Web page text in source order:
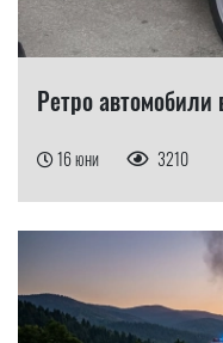
Ретро автомобили
16 юни 3210